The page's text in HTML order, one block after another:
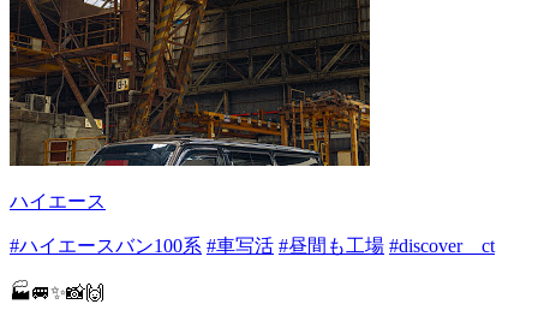
ハイエース
#ハイエースバン100系 #車写活 #昼間も工場 #discover＿ct
🏭🚐✨📸🙌